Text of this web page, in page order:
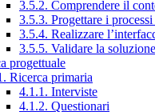
3.5.2. Comprendere il
3.5.3. Progettare i processi
3.5.4. Realizzare
3.5.5. Validare la
progettuale
Ricerca primaria
4.1.1. Interviste
4.1.2. Questionari